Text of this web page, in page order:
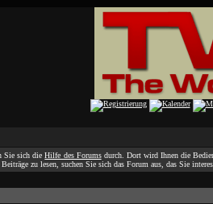
Sie sich dieHilfe des Forumsdurch. Dort wird Ihnen die
zu lesen, suchen Sie sich das Forum aus, das Sie